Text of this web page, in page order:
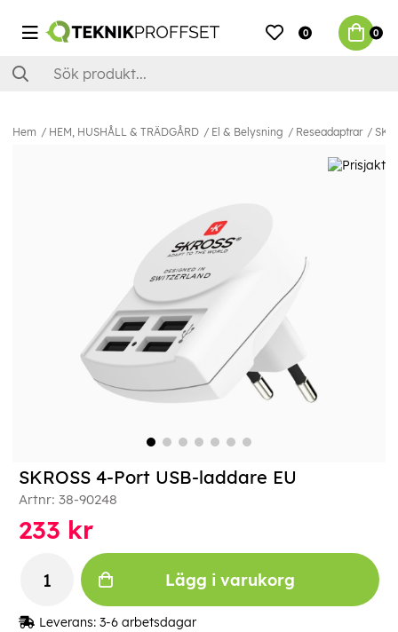
0 0
Hem HEM, HUSHÅLL & TRÄDGÅRD El & Belysning Reseadaptrar
SKROSS 4-Port USB-laddare EU
Artnr: 38-90248
233 kr
Lägg i varukorg
Leverans: 3-6 arbetsdagar